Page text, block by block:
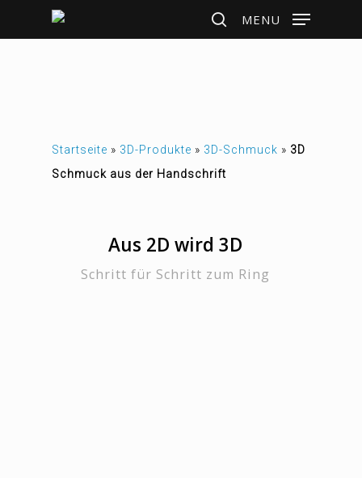
search
MENU
Startseite » 3D-Produkte » 3D-Schmuck » 3D
Schmuck aus der Handschrift
Aus 2D wird 3D
Schritt für Schritt zum Ring